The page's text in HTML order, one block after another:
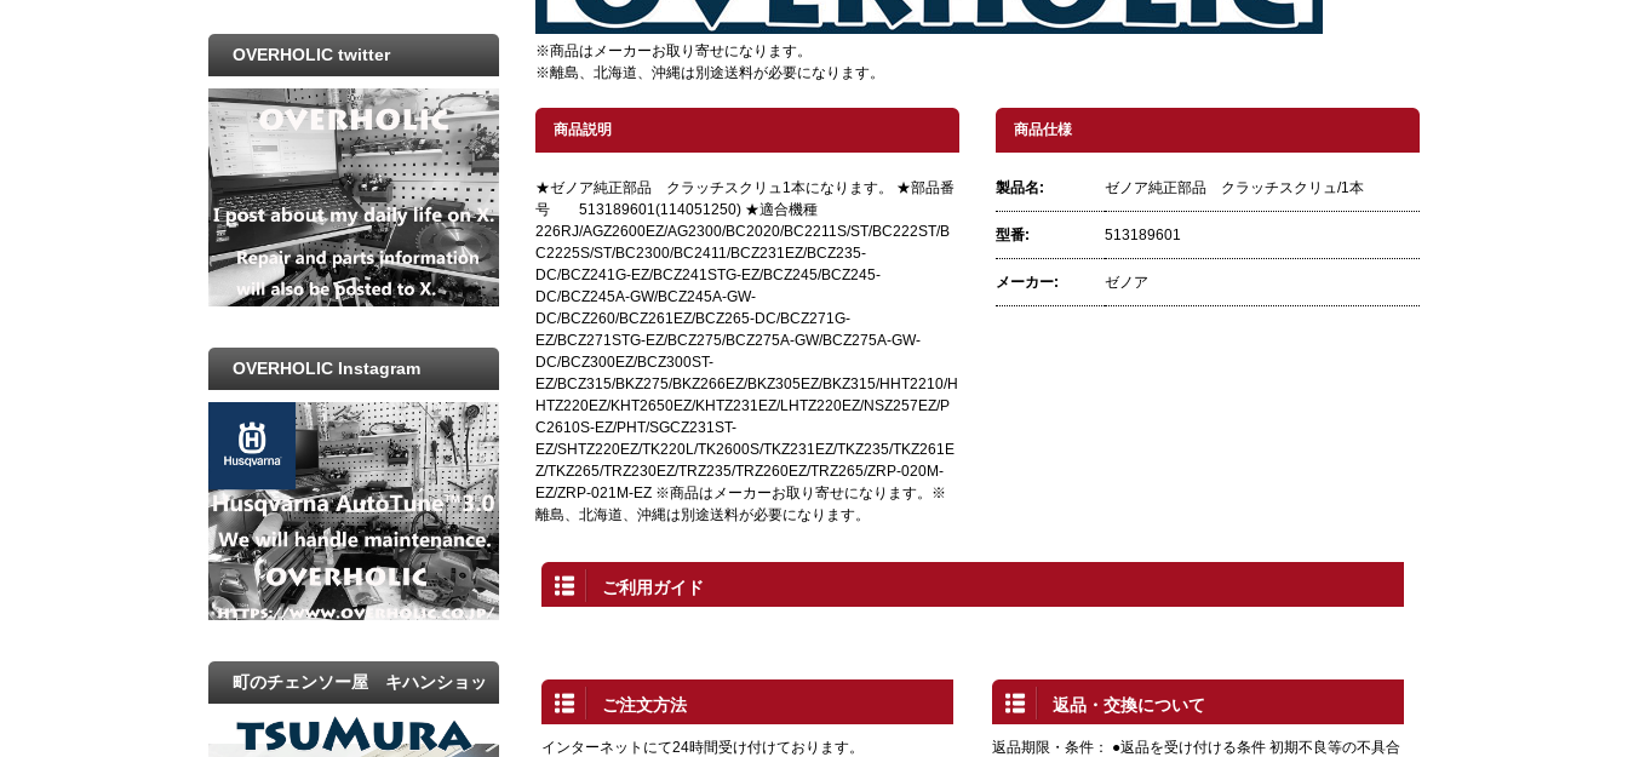
※商品はメーカーお取り寄せになります。
※離島、北海道、沖縄は別途送料が必要になります。
商品説明
★ゼノア純正部品 クラッチスクリュ1本になります。 ★部品番
号 513189601(114051250) ★適合機種
226RJ/AGZ2600EZ/AG2300/BC2020/BC2211S/ST/BC222ST/B
C2225S/ST/BC2300/BC2411/BCZ231EZ/BCZ235-
DC/BCZ241G-EZ/BCZ241STG-EZ/BCZ245/BCZ245-
DC/BCZ245A-GW/BCZ245A-GW-
DC/BCZ260/BCZ261EZ/BCZ265-DC/BCZ271G-
EZ/BCZ271STG-EZ/BCZ275/BCZ275A-GW/BCZ275A-GW-
DC/BCZ300EZ/BCZ300ST-
EZ/BCZ315/BKZ275/BKZ266EZ/BKZ305EZ/BKZ315/HHT2210/H
HTZ220EZ/KHT2650EZ/KHTZ231EZ/LHTZ220EZ/NSZ257EZ/P
C2610S-EZ/PHT/SGCZ231ST-
EZ/SHTZ220EZ/TK220L/TK2600S/TKZ231EZ/TKZ235/TKZ261E
Z/TKZ265/TRZ230EZ/TRZ235/TRZ260EZ/TRZ265/ZRP-020M-
EZ/ZRP-021M-EZ ※商品はメーカーお取り寄せになります。※
離島、北海道、沖縄は別途送料が必要になります。
商品仕様
製品名: ゼノア純正部品 クラッチスクリュ/1本
型番: 513189601
メーカー: ゼノア
ご利用ガイド
ご注文方法
インターネットにて24時間受け付けております。
返品・交換について
返品期限・条件： ●返品を受け付ける条件 初期不良等の不具合
OVERHOLIC twitter
OVERHOLIC Instagram
町のチェンソー屋 キハンショッ
プ